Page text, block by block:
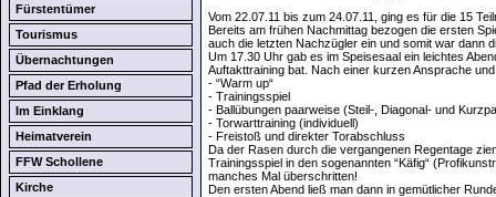
Fürstentümer
Tourismus
Übernachtungen
Pfad der Erholung
Im Einklang
Heimatverein
FFW Schollene
Kirche
Vom 22.07.11 bis zum 24.07.11, ging es für die 15
Bereits am frühen Nachmittag bezogen die ersten
auch die letzten Nachzügler ein und somit war dann
Um 17.30 Uhr gab es im Speisesaal ein leichtes
Auftakttraining bat. Nach einer kurzen Ansprache
- “Warm up“
- Trainingsspiel
- Ballübungen paarweise (Steil-, Diagonal- und
- Torwarttraining (individuell)
- Freistoß und direkter Torabschluss
Da der Rasen durch die vergangenen Regentage
Trainingsspiel in den sogenannten “Käfig“
manches Mal überschritten!
Den ersten Abend ließ man dann in gemütlicher